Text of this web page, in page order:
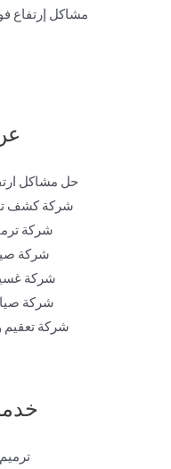
مشاكل إرتفاع
حل مشاكل
شركة كشف
شركة
شركة
شركة
شركة
شركة تعقيم